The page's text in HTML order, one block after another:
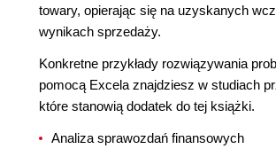
towary, opierając się na uzyskanych
wynikach sprzedaży.
Konkretne przykłady rozwiązywania
pomocą Excela znajdziesz w studiach
które stanowią dodatek do tej książki.
Analiza sprawozdań finansowych